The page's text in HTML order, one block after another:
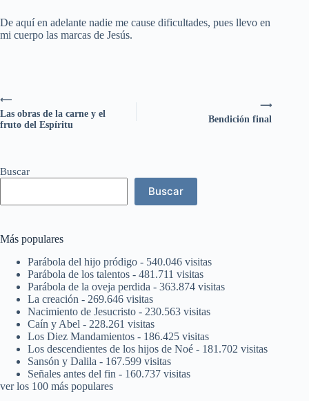
De aquí en adelante nadie me cause dificultades, pues llevo en
mi cuerpo las marcas de Jesús.
⟶
Bendición final
⟵
Las obras de la carne y el
fruto del Espíritu
Buscar
Buscar
Más populares
Parábola del hijo pródigo - 540.046 visitas
Parábola de los talentos - 481.711 visitas
Parábola de la oveja perdida - 363.874 visitas
La creación - 269.646 visitas
Nacimiento de Jesucristo - 230.563 visitas
Caín y Abel - 228.261 visitas
Los Diez Mandamientos - 186.425 visitas
Los descendientes de los hijos de Noé - 181.702 visitas
Sansón y Dalila - 167.599 visitas
Señales antes del fin - 160.737 visitas
ver los 100 más populares